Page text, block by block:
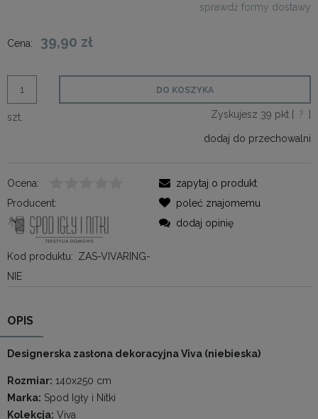
sprawdź formy dostawy
Cena: 39,90 zł
szt.
DO KOSZYKA
Zyskujesz 39 pkt [ ? ]
dodaj do przechowalni
Ocena:
Producent:
Kod produktu: ZAS-VIVARING-
NIE
zapytaj o produkt
poleć znajomemu
dodaj opinię
OPIS
Designerska zasłona dekoracyjna Viva (niebieska)
Rozmiar: 140x250 cm
Marka: Spod Igły i Nitki
Kolekcja: Viva